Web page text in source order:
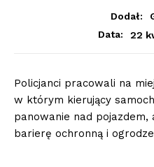
Dodał:
Data:
22
Policjanci pracowali na
w którym kierujący
panowanie nad pojazdem,
barierę ochronną i